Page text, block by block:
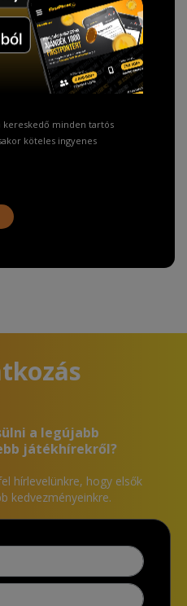
adattörlő kódot
kereskedő minden tartós
köteles ingyenes
a legújabb
játékhírekről?
hírlevelünkre, hogy elsők
kedvezményeinkre.